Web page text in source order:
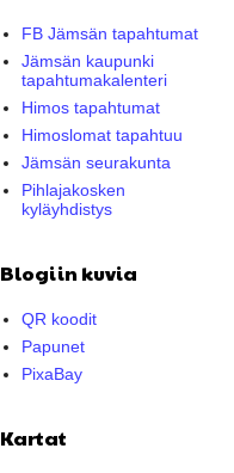
FB Jämsän tapahtumat
Jämsän kaupunki
tapahtumakalenteri
Himos tapahtumat
Himoslomat tapahtuu
Jämsän seurakunta
Pihlajakosken
kyläyhdistys
Blogiin kuvia
QR koodit
Papunet
PixaBay
Kartat